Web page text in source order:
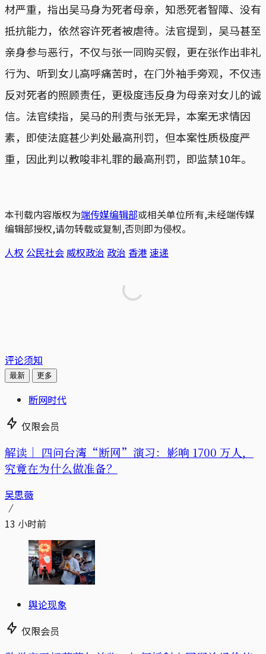
材严重，指出吴马身为死者母亲，知悉死者智障、没有
抵抗能力，依然容许死者被虐待。法官提到，吴马甚至
亲身参与恶行，不仅与张一同购买假，更在张作出非礼
行为、听到女儿高呼痛苦时，在门外袖手旁观，不仅违
反对死者的照顾责任，更极度违反身为母亲对女儿的诚
信。法官续指，吴马的刑责与张无异，本案无求情因
素，即使法庭甚少判处最高刑罚，但本案性质极度严
重，因此判以教唆非礼罪的最高刑罚，即监禁10年。
本刊载内容版权为端传媒编辑部或相关单位所有,未经端传媒
编辑部授权,请勿转载或复制,否则即为侵权。
人权 公民社会 威权政治 政治 香港 速递
评论须知
最新 更多
断网时代
仅限会员
解读｜ 四问台湾“断网”演习：影响 1700 万人，
究竟在为什么做准备？
吴思薇
13 小时前
舆论现象
仅限会员